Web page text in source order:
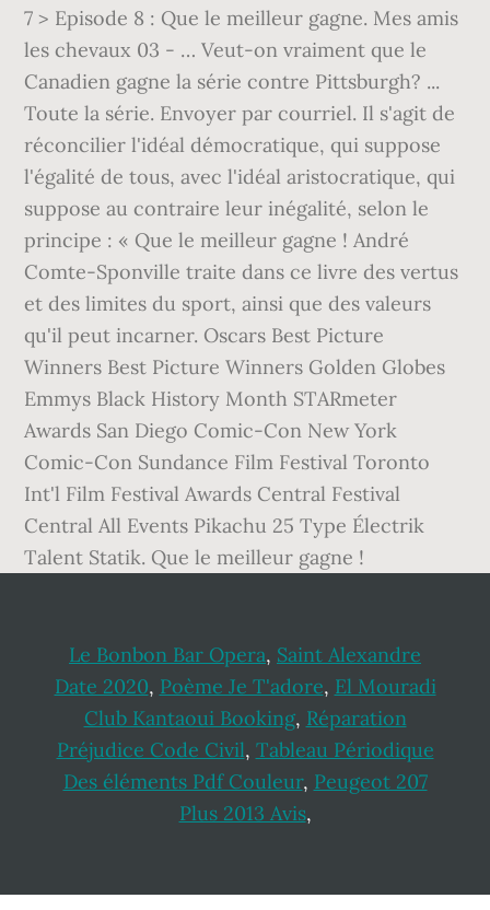
7 > Episode 8 : Que le meilleur gagne. Mes amis
les chevaux 03 - … Veut-on vraiment que le
Canadien gagne la série contre Pittsburgh? ...
Toute la série. Envoyer par courriel. Il s'agit de
réconcilier l'idéal démocratique, qui suppose
l'égalité de tous, avec l'idéal aristocratique, qui
suppose au contraire leur inégalité, selon le
principe : « Que le meilleur gagne ! André
Comte-Sponville traite dans ce livre des vertus
et des limites du sport, ainsi que des valeurs
qu'il peut incarner. Oscars Best Picture
Winners Best Picture Winners Golden Globes
Emmys Black History Month STARmeter
Awards San Diego Comic-Con New York
Comic-Con Sundance Film Festival Toronto
Int'l Film Festival Awards Central Festival
Central All Events Pikachu 25 Type Électrik
Talent Statik. Que le meilleur gagne !
Le Bonbon Bar Opera, Saint Alexandre
Date 2020, Poème Je T'adore, El Mouradi
Club Kantaoui Booking, Réparation
Préjudice Code Civil, Tableau Périodique
Des éléments Pdf Couleur, Peugeot 207
Plus 2013 Avis,